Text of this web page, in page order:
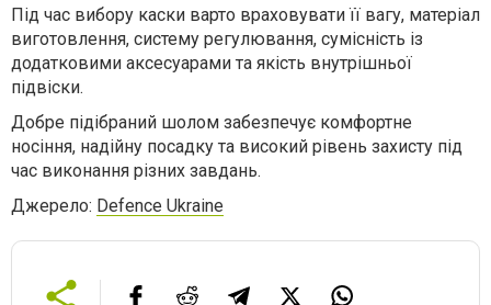
Під час вибору каски варто враховувати її вагу, матеріал
виготовлення, систему регулювання, сумісність із
додатковими аксесуарами та якість внутрішньої
підвіски.
Добре підібраний шолом забезпечує комфортне
носіння, надійну посадку та високий рівень захисту під
час виконання різних завдань.
Джерело: Defence Ukraine